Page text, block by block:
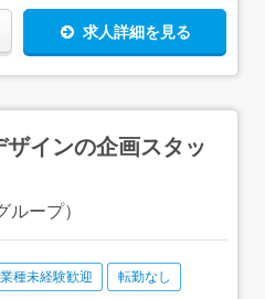
い」という方も、安心してご応募
、事務など他の職種のスタッフと
の活気・ベテランの落ち着き」両
求人詳細を見る
インの企画スタッ
ープ）
業種未経験歓迎 転勤なし